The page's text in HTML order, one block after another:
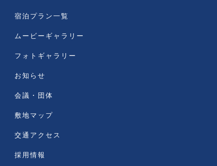
宿泊プラン一覧
ムービーギャラリー
フォトギャラリー
お知らせ
会議・団体
敷地マップ
交通アクセス
採用情報